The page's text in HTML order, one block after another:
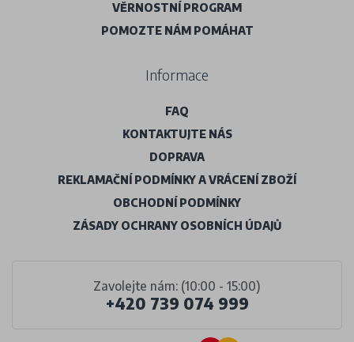
Zavolejte nám: (10:00 - 15:00)
+420 739 074 999
VĚRNOSTNÍ PROGRAM
POMOZTE NÁM POMÁHAT
Informace
FAQ
KONTAKTUJTE NÁS
DOPRAVA
REKLAMAČNÍ PODMÍNKY A VRÁCENÍ ZBOŽÍ
OBCHODNÍ PODMÍNKY
ZÁSADY OCHRANY OSOBNÍCH ÚDAJŮ